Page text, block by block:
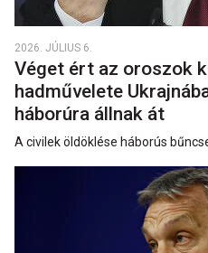
2026. JÚLIUS 6.
Véget ért az oroszok
hadművelete
háborúra állnak át
A civilek öldöklése háborús